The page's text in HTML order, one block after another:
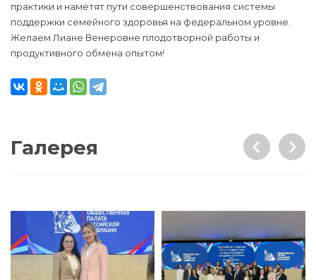
практики и наметят пути совершенствования системы
поддержки семейного здоровья на федеральном уровне.
Желаем Лиане Венеровне плодотворной работы и
продуктивного обмена опытом!
Галерея